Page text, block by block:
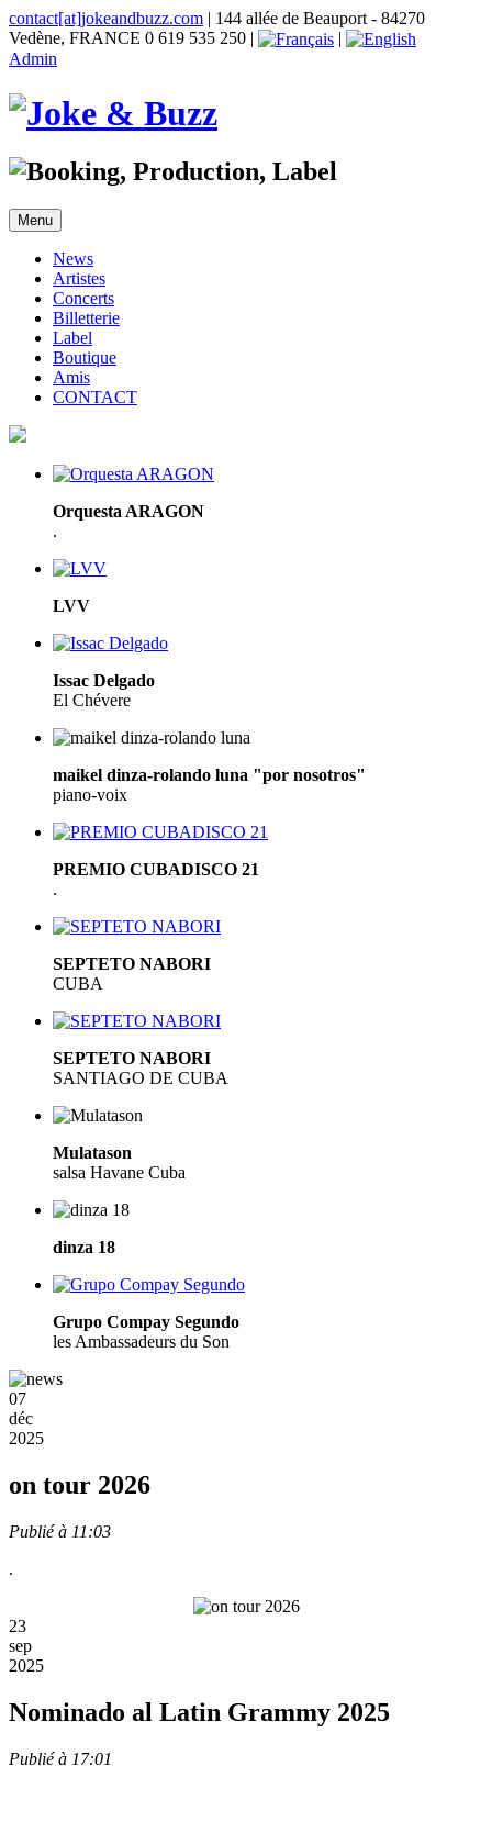
contact[at]jokeandbuzz.com | 144 allée de Beauport - 84270
Vedène, FRANCE 0 619 535 250 |
|
Admin
Menu
News
Artistes
Concerts
Billetterie
Label
Boutique
Amis
CONTACT
Orquesta ARAGON
.
LVV
Issac Delgado
El Chévere
maikel dinza-rolando luna "por nosotros"
piano-voix
PREMIO CUBADISCO 21
.
SEPTETO NABORI
CUBA
SEPTETO NABORI
SANTIAGO DE CUBA
Mulatason
salsa Havane Cuba
dinza 18
Grupo Compay Segundo
les Ambassadeurs du Son
07
déc
2025
on tour 2026
Publié à 11:03
.
23
sep
2025
Nominado al Latin Grammy 2025
Publié à 17:01